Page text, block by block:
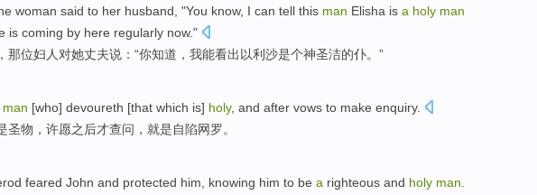
woman said to her husband , "You know, I can tell this man Elisha is a holy man
is coming by here regularly now."
， 那位妇人 对她丈夫说 ：“你知道 ， 我能看出 以利沙是个神圣洁的仆。”
man [who] devoureth [that which is] holy, and after vows to make enquiry.
圣物 ， 许愿之后才查问 ， 就是自陷网罗。
feared John and protected him knowing him to be a righteous and holy man